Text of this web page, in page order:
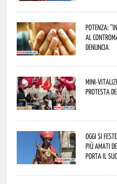
Potenza:
al
denuncia
Mini-
protesta
Oggi si
più amati
porta il